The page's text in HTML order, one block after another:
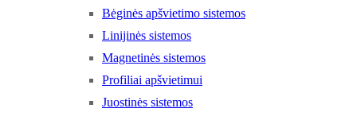
Bėginės apšvietimo sistemos
Linijinės sistemos
Magnetinės sistemos
Profiliai apšvietimui
Juostinės sistemos